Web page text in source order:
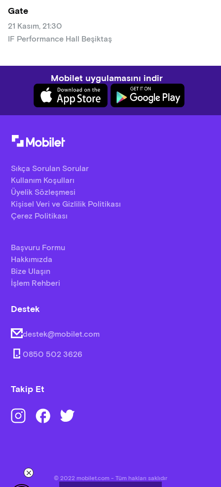
Gate
21 Kasım, 21:30
IF Performance Hall Beşiktaş
Mobilet uygulamasını indir
Sıkça Sorulan Sorular
Kullanım Koşulları
Üyelik Sözleşmesi
Kişisel Veri ve Gizlilik Politikası
Çerez Politikası
Başvuru Formu
Hakkımızda
Bize Ulaşın
İşlem Rehberi
Destek
destek@mobilet.com
0850 502 3626
Takip Et
© 2022 mobilet.com - Tüm hakları saklıdır